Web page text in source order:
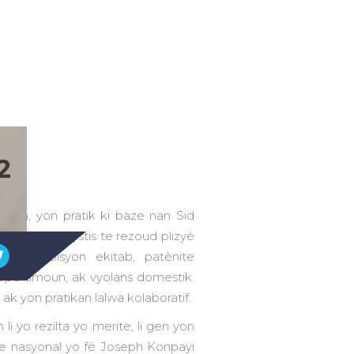
yon pratik ki baze nan Sid
fò li pou jistis te rezoud plizyè
distribisyon ekitab, patènite
timoun, ak vyolans domestik.
yon pratikan lalwa kolaboratif.
li yo rezilta yo merite, li gen yon
nasyonal yo fè Joseph Konpayi